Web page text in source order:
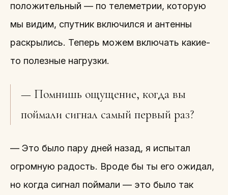
положительный — по телеметрии, которую
мы видим, спутник включился и антенны
раскрылись. Теперь можем включать какие-
то полезные нагрузки.
— Помнишь ощущение, когда вы
поймали сигнал самый первый раз?
— Это было пару дней назад, я испытал
огромную радость. Вроде бы ты его ожидал,
но когда сигнал поймали — это было так